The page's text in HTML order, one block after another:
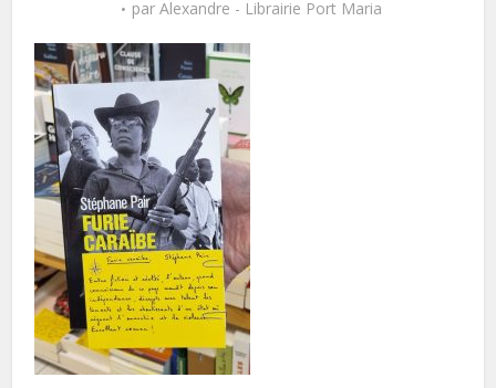
par Alexandre - Librairie Port Maria